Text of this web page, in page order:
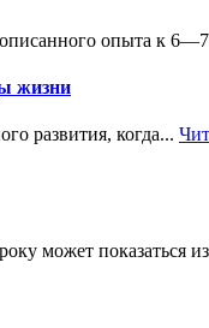
опыта к
жизни
развития, когда...
может показаться